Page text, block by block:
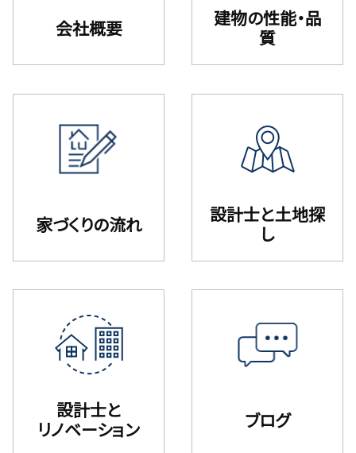
会社概要
建物の性能・品
質
家づくりの流れ
設計⼠と⼟地探
し
設計士と
リノベーション
ブログ